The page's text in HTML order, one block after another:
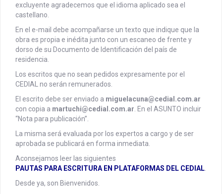
excluyente agradecemos que el idioma aplicado sea el
castellano.
En el e-mail debe acompañarse un texto que indique que la
obra es propia e inédita junto con un escaneo de frente y
dorso de su Documento de Identificación del país de
residencia.
Los escritos que no sean pedidos expresamente por el
CEDIAL no serán remunerados.
El escrito debe ser enviado a miguelacuna@cedial.com.ar
con copia a martuchi@cedial.com.ar . En el ASUNTO incluir
“Nota para publicación”.
La misma será evaluada por los expertos a cargo y de ser
aprobada se publicará en forma inmediata.
Aconsejamos leer las siguientes
PAUTAS PARA ESCRITURA EN PLATAFORMAS DEL CEDIAL
Desde ya, son Bienvenidos.